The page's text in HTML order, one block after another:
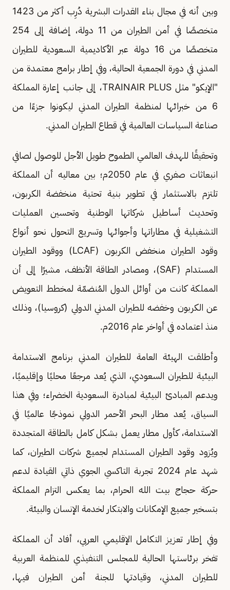
وبين أنه في مجال بناء القدرات البشرية دُرِب أكثر من 1423
متخصصًا في أمن الطيران من 11 دولة، إضافة إلى 254
متخصصًا من 16 دولة عبر الأكاديمية السعودية للطيران
المدني في دورة الجمعية الحالية، وفي إطار برامج معتمدة من
"الإيكو" مثل TRAINAIR PLUS، إلى جانب إعارة المملكة
6 من خبرائها لمنظمة الطيران المدني ليكونوا جزءًا من
صناعة السياسات العالمية في قطاع الطيران المدني.
وتحقيقًا للهدف العالمي الطموح طويل الأجل للوصول لصافي
انبعاثات صفري في عام 2050م؛ بين معاليه أن المملكة
تلتزم بالاستثمار في تطوير بنية تحتية منخفضة الكربون،
وتحديث أساطيل شركاتها الوطنية وتحسين العمليات
التشغيلية في مطاراتها وأجوائها وتسريع التحول نحو أنواع
وقود الطيران منخفض الكربون (LCAF) ووقود الطيران
المستدام (SAF)، ومصادر الطاقة الأنظف، مشيرًا إلى أن
المملكة كانت من أوائل الدول المُنضمّة لمخطط التعويض
عن الكربون وخفضه للطيران المدني الدولي (كروسيا)، وذلك
منذ اعتماده في أواخر عام 2016م.
وأطلقت الهيئة العامة للطيران المدني برنامج الاستدامة
البيئية للطيران السعودي، الذي يُعد مرجعًا محليًا وإقليميًا،
ويدعم المبادئ البيئية لمبادرة السعودية الخضراء؛ وفي هذا
السياق، يُعد مطار البحر الأحمر الدولي نموذجًا عالميًا في
الاستدامة، كأول مطار يعمل بشكل كامل بالطاقة المتجددة
ويُزود وقود الطيران المستدام لجميع شركات الطيران، كما
شهد عام 2024 تجربة التاكسي الجوي ذاتي القيادة لدعم
حركة حجاج بيت الله الحرام، بما يعكس التزام المملكة
بتسخير جميع الإمكانات والابتكار لخدمة الإنسان والبيئة.
وفي إطار تعزيز التكامل الإقليمي العربي، أفاد أن المملكة
تفخر برئاستها الحالية للمجلس التنفيذي للمنظمة العربية
للطيران المدني، وقيادتها للجنة أمن الطيران فيها،